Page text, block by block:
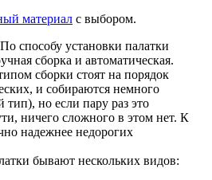
материал с выбором.
способу установки палатки
сборка и автоматическая.
сборки стоят на порядок
и собираются немного
тип), но если пару раз это
ничего сложного в этом нет. К
надежнее недорогих
бывают нескольких видов: